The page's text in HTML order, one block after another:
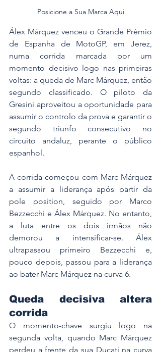
Posicione a Sua Marca Aqui
Álex Márquez venceu o Grande Prémio
de Espanha de MotoGP, em Jerez,
numa corrida marcada por um
momento decisivo logo nas primeiras
voltas: a queda de Marc Márquez, então
segundo classificado. O piloto da
Gresini aproveitou a oportunidade para
assumir o controlo da prova e garantir o
segundo triunfo consecutivo no
circuito andaluz, perante o público
espanhol.
A corrida começou com Marc Márquez
a assumir a liderança após partir da
pole position, seguido por Marco
Bezzecchi e Álex Márquez. No entanto,
a luta entre os dois irmãos não
demorou a intensificar-se. Álex
ultrapassou primeiro Bezzecchi e,
pouco depois, passou para a liderança
ao bater Marc Márquez na curva 6.
Queda decisiva altera
corrida
O momento-chave surgiu logo na
segunda volta, quando Marc Márquez
perdeu a frente da sua Ducati na curva